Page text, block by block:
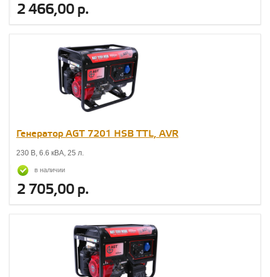
2 466,00 р.
Генератор AGT 7201 НSB TTL, AVR
230 В, 6.6 кВА, 25 л.
в наличии
2 705,00 р.